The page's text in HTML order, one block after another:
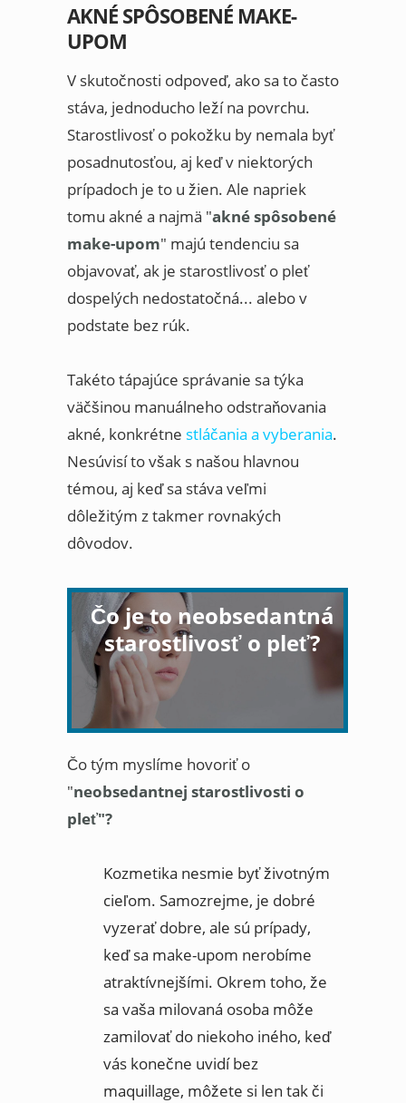
AKNÉ SPÔSOBENÉ MAKE-
UPOM
V skutočnosti odpoveď, ako sa to často
stáva, jednoducho leží na povrchu.
Starostlivosť o pokožku by nemala byť
posadnutosťou, aj keď v niektorých
prípadoch je to u žien. Ale napriek
tomu akné a najmä "akné spôsobené
make-upom" majú tendenciu sa
objavovať, ak je starostlivosť o pleť
dospelých nedostatočná... alebo v
podstate bez rúk.
Takéto tápajúce správanie sa týka
väčšinou manuálneho odstraňovania
akné, konkrétne stláčania a vyberania.
Nesúvisí to však s našou hlavnou
témou, aj keď sa stáva veľmi
dôležitým z takmer rovnakých
dôvodov.
Čo je to neobsedantná
starostlivosť o pleť?
Čo tým myslíme hovoriť o
"neobsedantnej starostlivosti o
pleť"?
Kozmetika nesmie byť životným
cieľom. Samozrejme, je dobré
vyzerať dobre, ale sú prípady,
keď sa make-upom nerobíme
atraktívnejšími. Okrem toho, že
sa vaša milovaná osoba môže
zamilovať do niekoho iného, keď
vás konečne uvidí bez
maquillage, môžete si len tak či